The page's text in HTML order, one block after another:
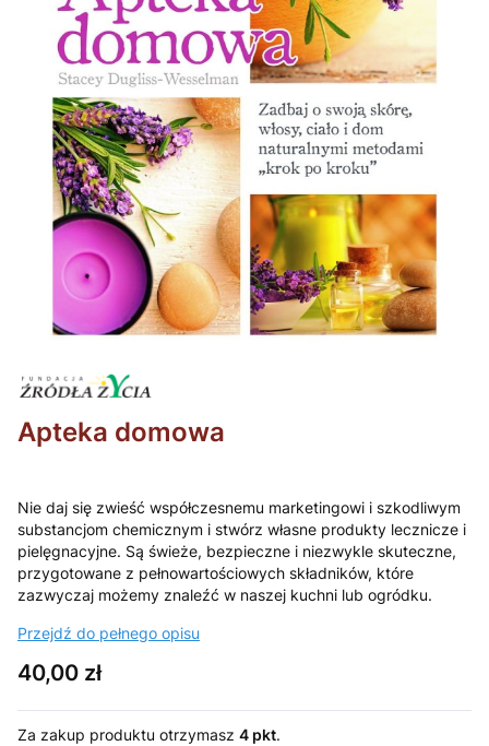
Apteka domowa
Nie daj się zwieść współczesnemu marketingowi i szkodliwym
substancjom chemicznym i stwórz własne produkty lecznicze i
pielęgnacyjne. Są świeże, bezpieczne i niezwykle skuteczne,
przygotowane z pełnowartościowych składników, które
zazwyczaj możemy znaleźć w naszej kuchni lub ogródku.
Przejdź do pełnego opisu
Cena
40,00 zł
Za zakup produktu otrzymasz 4 pkt.